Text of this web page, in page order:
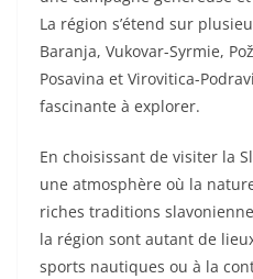
La région s’étend sur
Baranja, Vukovar-Syrmie,
Posavina et Virovitica-
fascinante à explorer.
En choisissant de visiter la
une atmosphère où la
riches traditions
la région sont autant de
sports nautiques ou à la